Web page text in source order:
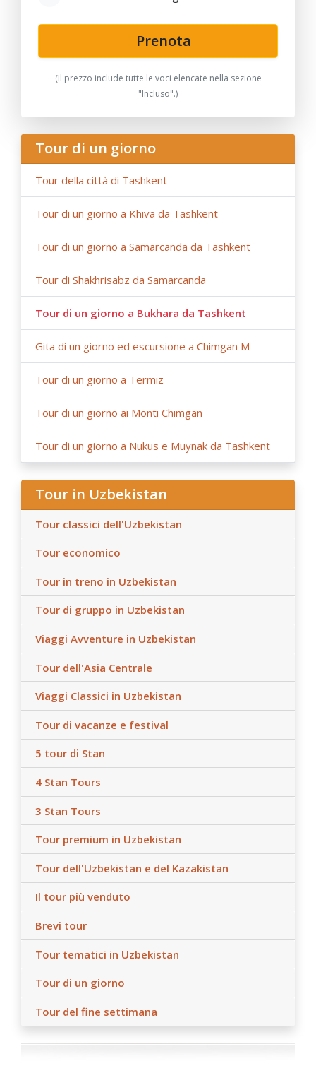
Prenota
(Il prezzo include tutte le voci elencate nella sezione
"Incluso".)
Tour di un giorno
Tour della città di Tashkent
Tour di un giorno a Khiva da Tashkent
Tour di un giorno a Samarcanda da Tashkent
Tour di Shakhrisabz da Samarcanda
Tour di un giorno a Bukhara da Tashkent
Gita di un giorno ed escursione a Chimgan M
Tour di un giorno a Termiz
Tour di un giorno ai Monti Chimgan
Tour di un giorno a Nukus e Muynak da Tashkent
Tour in Uzbekistan
Tour classici dell'Uzbekistan
Tour economico
Tour in treno in Uzbekistan
Tour di gruppo in Uzbekistan
Viaggi Avventure in Uzbekistan
Tour dell'Asia Centrale
Viaggi Classici in Uzbekistan
Tour di vacanze e festival
5 tour di Stan
4 Stan Tours
3 Stan Tours
Tour premium in Uzbekistan
Tour dell'Uzbekistan e del Kazakistan
Il tour più venduto
Brevi tour
Tour tematici in Uzbekistan
Tour di un giorno
Tour del fine settimana